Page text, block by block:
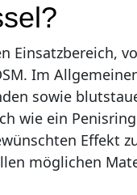
Einsatzbereich,
Im
sowie
wie ein
Effekt
möglichen